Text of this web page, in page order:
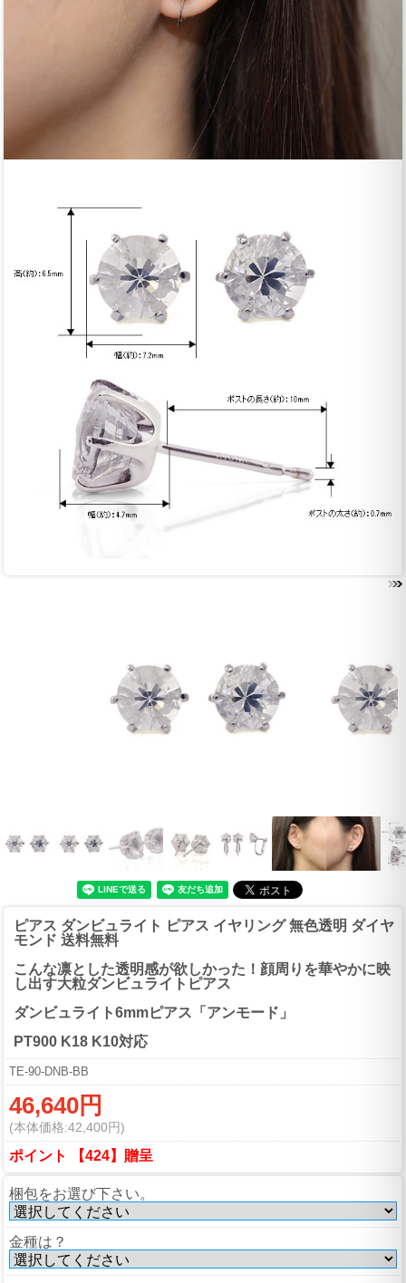
ピアス ダンビュライト ピアス イヤリング 無色透明 ダイヤ
モンド 送料無料
こんな凛とした透明感が欲しかった！顔周りを華やかに映
し出す大粒ダンビュライトピアス
ダンビュライト6mmピアス「アンモード」
PT900 K18 K10対応
TE-90-DNB-BB
46,640円
(本体価格:42,400円)
ポイント 【424】贈呈
梱包をお選び下さい。
金種は？